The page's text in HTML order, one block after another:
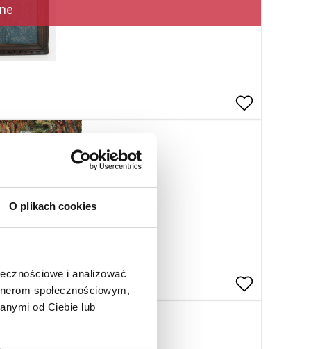
O plikach cookies
i analizować
społecznościowym,
od Ciebie lub